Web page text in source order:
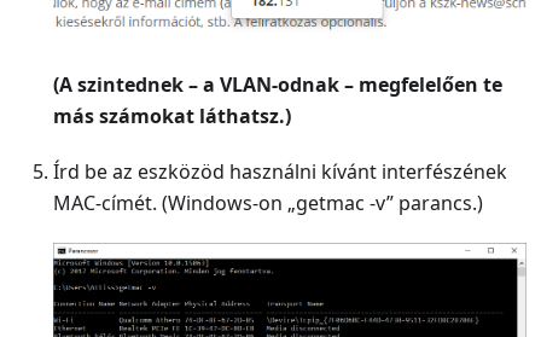
(A szintednek – a VLAN-odnak – megfelelően te
más számokat láthatsz.)
Írd be az eszközöd használni kívánt interfészének
MAC-címét. (Windows-on „getmac -v” parancs.)